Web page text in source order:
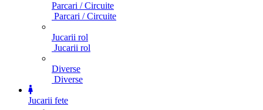
Parcari / Circuite
Parcari / Circuite
Jucarii rol
Jucarii rol
Diverse
Diverse
Jucarii fete